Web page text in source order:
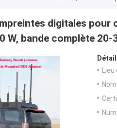
digitales pour
W, bande complète
Lieu